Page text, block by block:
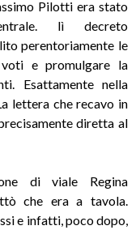
Pilotti era stato
lì decreto
perentoriamente le
e promulgare la
Esattamente nella
lettera che recavo in
diretta al
di viale Regina
che era a tavola.
e infatti, poco dopo,